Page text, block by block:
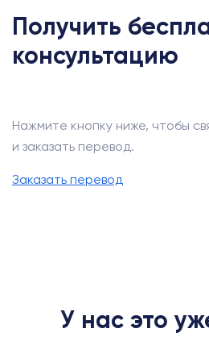
Получить
консультацию
Нажмите кнопку ниже, чтобы
и заказать перевод.
Заказать перевод
У нас это